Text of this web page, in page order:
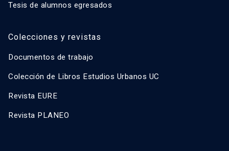
Tesis de alumnos egresados
Colecciones y revistas
Documentos de trabajo
Colección de Libros Estudios Urbanos UC
Revista EURE
Revista PLANEO